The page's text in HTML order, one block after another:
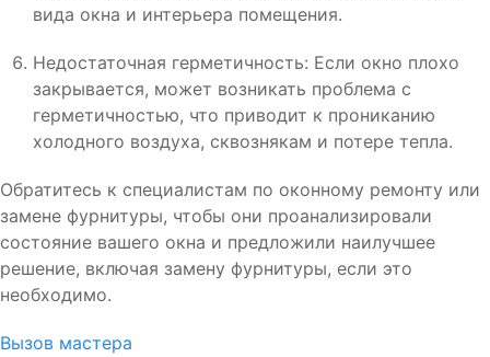
вида окна и интерьера помещения.
Недостаточная герметичность: Если окно плохо
закрывается, может возникать проблема с
герметичностью, что приводит к прониканию
холодного воздуха, сквознякам и потере тепла.
Обратитесь к специалистам по оконному ремонту или
замене фурнитуры, чтобы они проанализировали
состояние вашего окна и предложили наилучшее
решение, включая замену фурнитуры, если это
необходимо.
Вызов мастера